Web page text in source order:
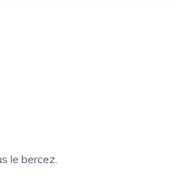
le bercez.